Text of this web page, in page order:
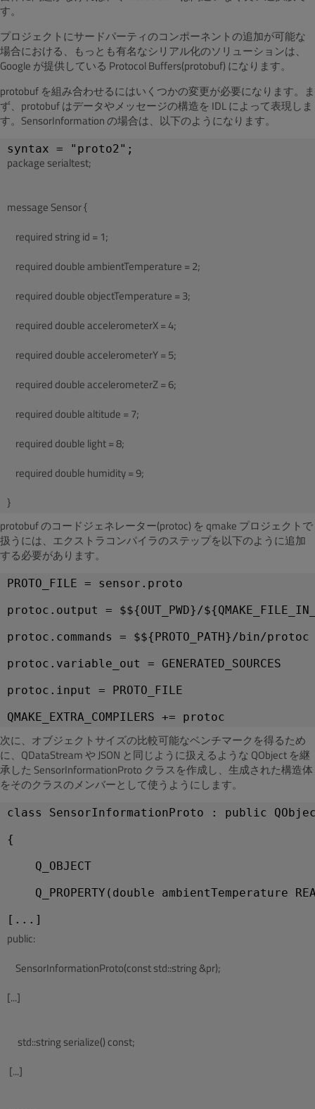
す。
プロジェクトにサードパーティのコンポーネントの追加が可能な
場合における、もっとも有名なシリアル化のソリューションは、
Google が提供している Protocol Buffers(protobuf) になります。
protobuf を組み合わせるにはいくつかの変更が必要になります。ま
ず、protobuf はデータやメッセージの構造を IDL によって表現しま
す。SensorInformation の場合は、以下のようになります。
package serialtest;
message Sensor {
required string id = 1;
required double ambientTemperature = 2;
required double objectTemperature = 3;
required double accelerometerX = 4;
required double accelerometerY = 5;
required double accelerometerZ = 6;
required double altitude = 7;
required double light = 8;
required double humidity = 9;
protobuf のコードジェネレーター(protoc) を qmake プロジェクトで
扱うには、エクストラコンパイラのステップを以下のように追加
する必要があります。
PROTO_FILE = sensor.proto
protoc.output = $${OUT_PWD}/
protoc.commands = $${PROTO_PATH}/bin/
protoc.variable_out = GENERATED_SOURCES
protoc.input = PROTO_FILE
次に、オブジェクトサイズの比較可能なベンチマークを得るため
に、QDataStream や JSON と同じように扱えるような QObject を継
承した SensorInformationProto クラスを作成し、生成された構造体
をそのクラスのメンバーとして使うようにします。
class SensorInformationProto : public
{
Q_OBJECT
Q_PROPERTY(double ambientTemperature
public:
SensorInformationProto(const std::string &pr);
[...]
std::string serialize() const;
[...]